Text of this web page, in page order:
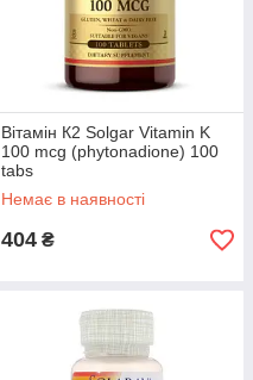
Вітамін К2 Solgar Vitamin K
100 mcg (phytonadione) 100
tabs
Немає в наявності
404 ₴